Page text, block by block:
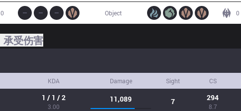
0 0
Object
承受伤害
KDA Damage Sight CS
1 / 1 / 2
3.00
11,089 7 294
8.7